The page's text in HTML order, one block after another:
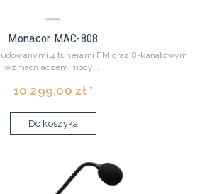
Monacor MAC-808
4 tunerami FM oraz 8-kanałowym
wzmacniaczem mocy ...
10 299,00 zł *
Do koszyka